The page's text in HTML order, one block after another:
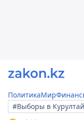
ПолитикаМир
#Выборы в Курултай